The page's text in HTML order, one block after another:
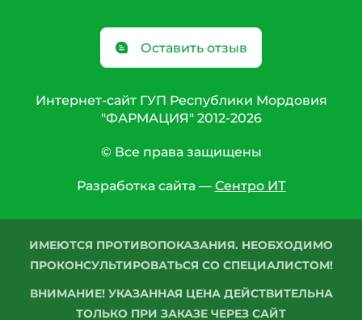
Оставить отзыв
Интернет-сайт ГУП Республики Мордовия
"ФАРМАЦИЯ" 2012-2026
© Все права защищены
Разработка сайта — Сентро ИТ
ИМЕЮТСЯ ПРОТИВОПОКАЗАНИЯ. НЕОБХОДИМО
ПРОКОНСУЛЬТИРОВАТЬСЯ СО СПЕЦИАЛИСТОМ!
ВНИМАНИЕ! УКАЗАННАЯ ЦЕНА ДЕЙСТВИТЕЛЬНА
ТОЛЬКО ПРИ ЗАКАЗЕ ЧЕРЕЗ САЙТ